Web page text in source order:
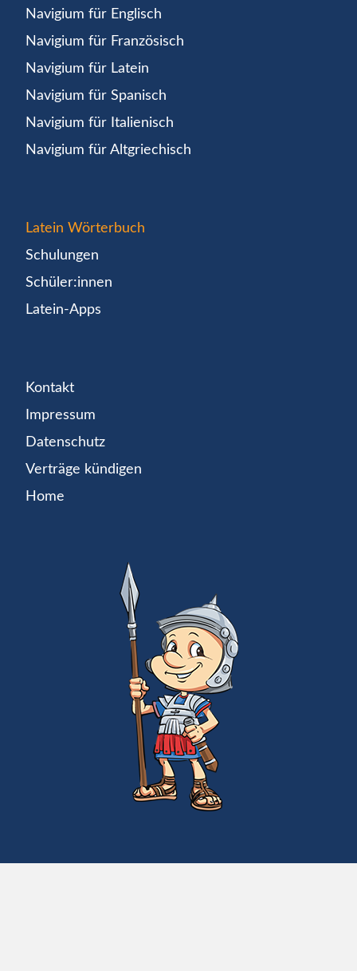
Navigium für Englisch
Navigium für Französisch
Navigium für Latein
Navigium für Spanisch
Navigium für Italienisch
Navigium für Altgriechisch
Latein Wörterbuch
Schulungen
Schüler:innen
Latein-Apps
Kontakt
Impressum
Datenschutz
Verträge kündigen
Home